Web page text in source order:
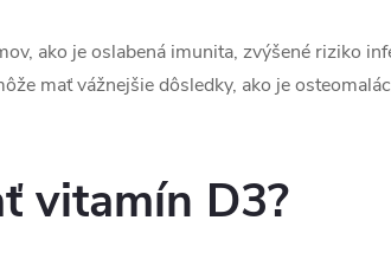
ako je oslabená imunita, zvýšené riziko
mať vážnejšie dôsledky, ako je
vitamín D3?